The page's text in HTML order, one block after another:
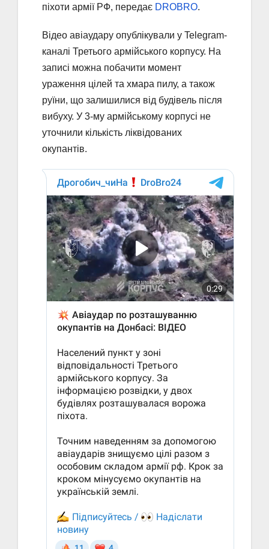
піхоти армії РФ, передає DROBRO.
Відео авіаудару опублікували у Telegram-
каналі Третього армійського корпусу. На
записі можна побачити момент
ураження цілей та хмара пилу, а також
руїни, що залишилися від будівель після
вибуху. У 3-му армійському корпусі не
уточнили кількість ліквідованих
окупантів.